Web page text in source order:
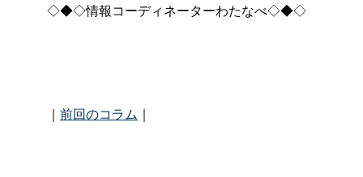
◇◆◇情報コーディネーターわたなべ◇◆◇
｜ 前回のコラム ｜